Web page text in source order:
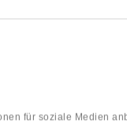
für soziale Medien